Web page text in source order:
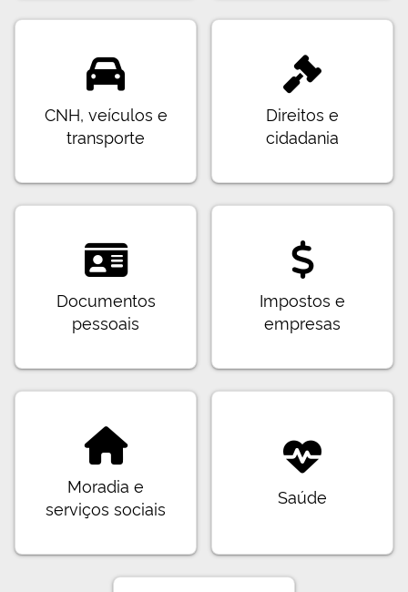
CNH, veículos e
transporte
Direitos e
cidadania
Documentos
pessoais
Impostos e
empresas
Moradia e
serviços sociais
Saúde